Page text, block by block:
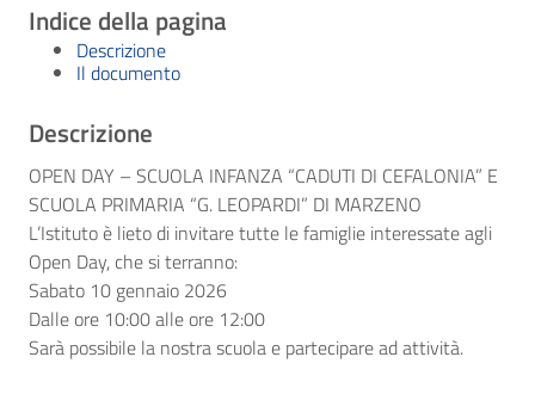
Indice della pagina
Descrizione
Il documento
Descrizione
OPEN DAY – SCUOLA INFANZA “CADUTI DI CEFALONIA” E
SCUOLA PRIMARIA “G. LEOPARDI” DI MARZENO
L’Istituto è lieto di invitare tutte le famiglie interessate agli
Open Day, che si terranno:
Sabato 10 gennaio 2026
Dalle ore 10:00 alle ore 12:00
Sarà possibile la nostra scuola e partecipare ad attività.